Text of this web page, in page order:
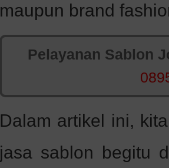
maupun brand
Pelayanan Sablon
Dalam artikel ini,
jasa sablon begitu